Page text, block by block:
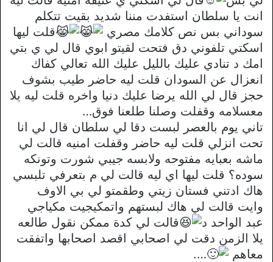
انت يا سلطان استفدت مننا شديد بقيت تتكلم
سوداني بس نص كلامك مصري
قلت ليها
اسكتي تلفوني دق فتحت لقيتو ابوي قال لي ي بتي
امك د تنادي عليك بالليل عليك الله تعالي كفاك
انعزال عن السودان قلت ليه حاضر طيب بشوف
حجز قال لي الله يرضا عليك دنيا واخره قلت ليه يلا
معسلامه وقفلت وصلنا طلعنا فوق…
تاني يوم بالعصر لبست دقا لي سلطان قال لي انا
تحت انزلي قلت ليه حاضر وقفلت امنيه قالت لي
ماشه بعبايه مفتوحه ولابسه جيبي شورت وتونكه
سوده؟ قلت ليها اي ليه قالت لي م بتعرفي تلبسي
هاك ادتني فستان زيتي وطقمتو لي بي الاوف
وايت قالت لي هاك لبستهم واتمكيجيت مكياجي
عبد الواحد د
قالت لي كدة ممكن نقول طالعه
يلا الزمن دقت لي اصحابي اقصد اصحابها واتفقت
معاهم
….